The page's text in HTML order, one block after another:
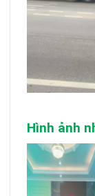
Hình ảnh